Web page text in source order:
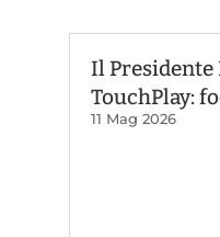
Il Presidente
TouchPlay:
11 Mag 2026